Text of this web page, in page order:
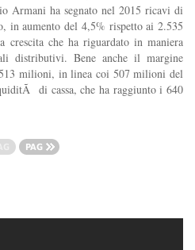
Armani ha segnato nel 2015 ricavi di
in aumento del 4,5% rispetto ai 2.535
che ha riguardato in maniera
distributivi. Bene anche il margine
milioni, in linea coi 507 milioni del
di cassa, che ha raggiunto i 640